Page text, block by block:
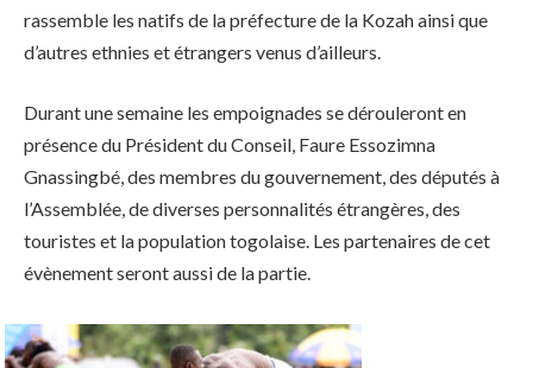
rassemble les natifs de la préfecture de la Kozah ainsi que
d’autres ethnies et étrangers venus d’ailleurs.
Durant une semaine les empoignades se dérouleront en
présence du Président du Conseil, Faure Essozimna
Gnassingbé, des membres du gouvernement, des députés à
l’Assemblée, de diverses personnalités étrangères, des
touristes et la population togolaise. Les partenaires de cet
évènement seront aussi de la partie.